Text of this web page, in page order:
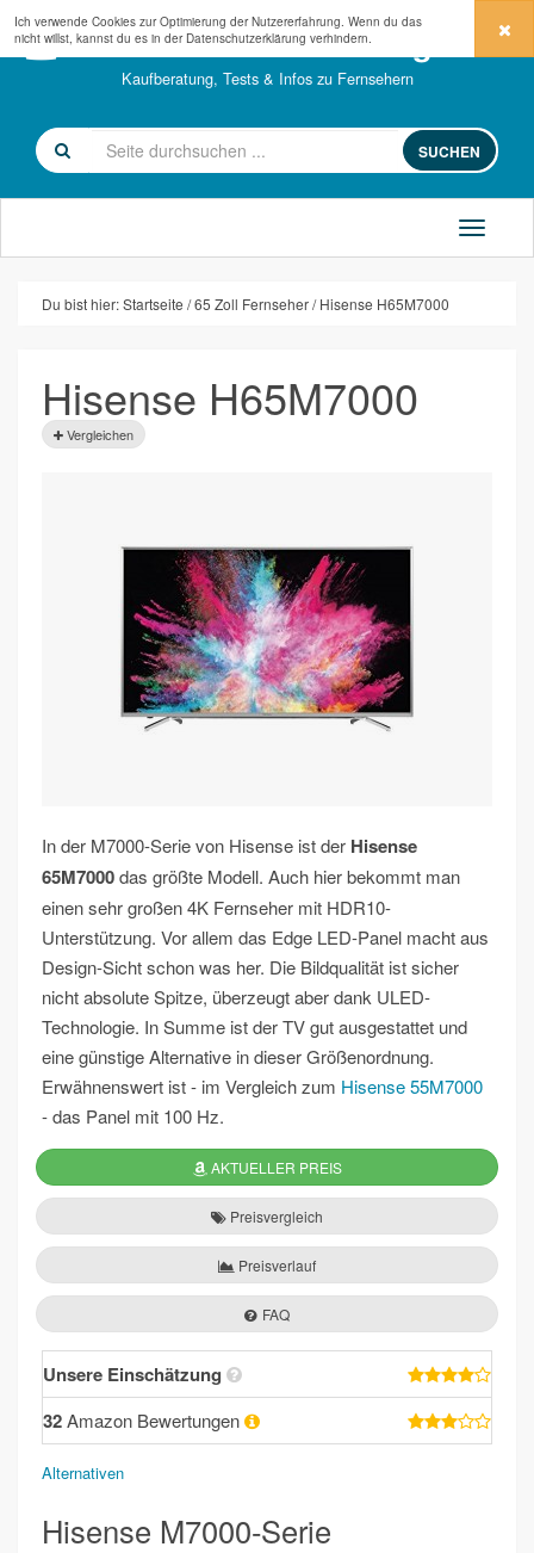
fernseher-kaufberatung.com
Kaufberatung, Tests & Infos zu Fernsehern
SUCHEN
Du bist hier:Startseite 65 Zoll Fernseher Hisense H65M7000
Hisense H65M7000
Vergleichen
In der M7000-Serie von Hisense ist der Hisense
65M7000das größte Modell. Auch hier bekommt man
einen sehr großen 4K Fernseher mit HDR10-
Unterstützung. Vor allem das Edge LED-Panel macht aus
Design-Sicht schon was her. Die Bildqualität ist sicher
nicht absolute Spitze, überzeugt aber dank ULED-
Technologie. In Summe ist der TV gut ausgestattet und
eine günstige Alternative in dieser Größenordnung.
Erwähnenswert ist - im Vergleich zum Hisense 55M7000
- das Panel mit 100 Hz.
AKTUELLER PREIS
Preisvergleich
Preisverlauf
FAQ
Unsere Einschätzung
32Amazon Bewertungen
Alternativen
Hisense M7000-Serie
Ich verwende Cookies zur Optimierung der Nutzererfahrung. Wenn du das
nicht willst, kannst du es in der Datenschutzerklärung verhindern.